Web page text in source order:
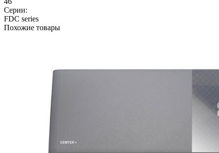
Серии:
FDC series
Похожие товары